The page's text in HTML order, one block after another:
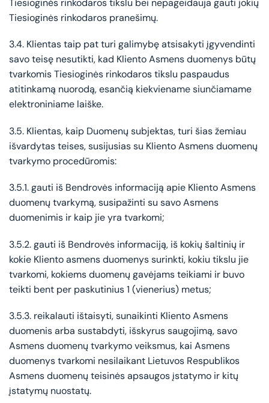
Tiesioginės rinkodaros tikslu bei nepageidauja gauti jokių
Tiesioginės rinkodaros pranešimų.
3.4. Klientas taip pat turi galimybę atsisakyti įgyvendinti
savo teisę nesutikti, kad Kliento Asmens duomenys būtų
tvarkomis Tiesioginės rinkodaros tikslu paspaudus
atitinkamą nuorodą, esančią kiekviename siunčiamame
elektroniniame laiške.
3.5. Klientas, kaip Duomenų subjektas, turi šias žemiau
išvardytas teises, susijusias su Kliento Asmens duomenų
tvarkymo procedūromis:
3.5.1. gauti iš Bendrovės informaciją apie Kliento Asmens
duomenų tvarkymą, susipažinti su savo Asmens
duomenimis ir kaip jie yra tvarkomi;
3.5.2. gauti iš Bendrovės informaciją, iš kokių šaltinių ir
kokie Kliento asmens duomenys surinkti, kokiu tikslu jie
tvarkomi, kokiems duomenų gavėjams teikiami ir buvo
teikti bent per paskutinius 1 (vienerius) metus;
3.5.3. reikalauti ištaisyti, sunaikinti Kliento Asmens
duomenis arba sustabdyti, išskyrus saugojimą, savo
Asmens duomenų tvarkymo veiksmus, kai Asmens
duomenys tvarkomi nesilaikant Lietuvos Respublikos
Asmens duomenų teisinės apsaugos įstatymo ir kitų
įstatymų nuostatų.